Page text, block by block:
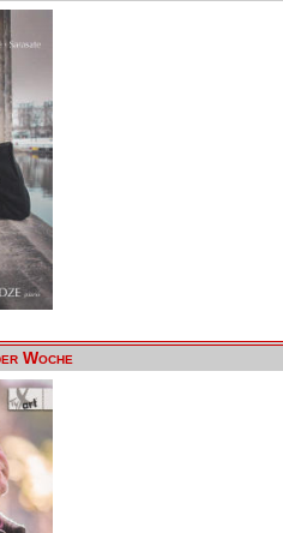
Woche